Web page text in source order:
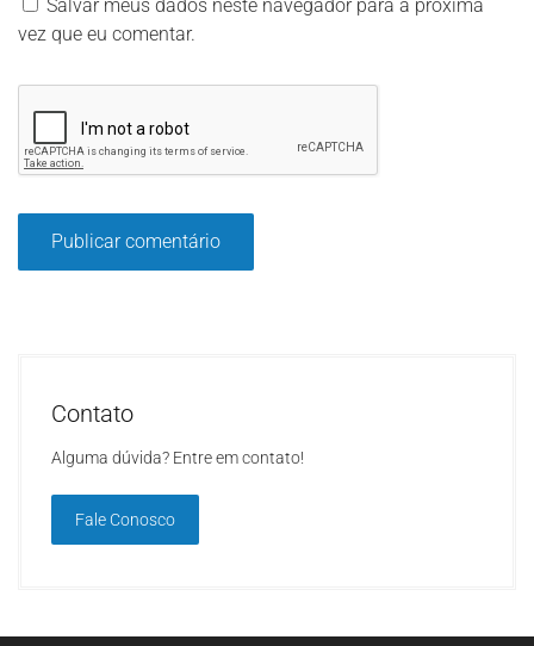
Salvar meus dados neste navegador para a próxima
vez que eu comentar.
Contato
Alguma dúvida? Entre em contato!
Fale Conosco